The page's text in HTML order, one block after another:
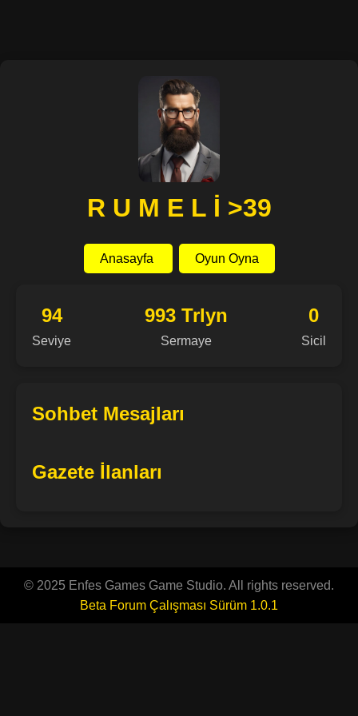
R U M E L İ >39
Anasayfa Oyun Oyna
94
Seviye
993 Trlyn
Sermaye
0
Sicil
Sohbet Mesajları
Gazete İlanları
© 2025 Enfes Games Game Studio. All rights reserved.
Beta Forum Çalışması Sürüm 1.0.1